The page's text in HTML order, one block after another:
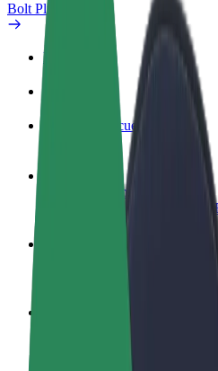
Bolt Plus
Beneficios
Preguntas frecuentes
Colaborar como conductor
Gana dinero colaborando con
Repartí comida y cobrá todas
Llegá a más clientes y